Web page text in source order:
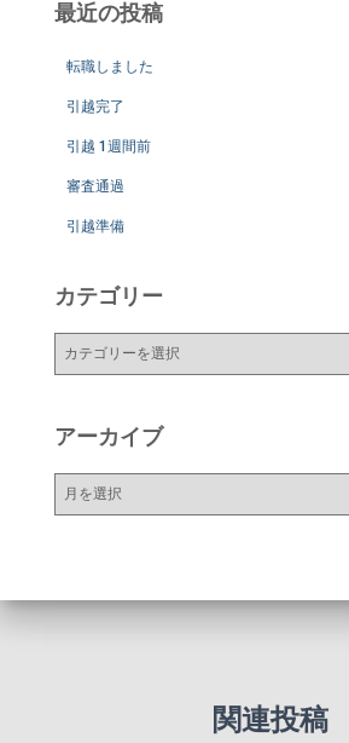
最近の投稿
転職しました
引越完了
引越 1週間前
審査通過
引越準備
カテゴリー
ー
アーカイブ
ー
関連投稿